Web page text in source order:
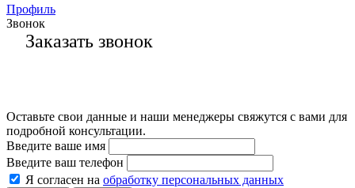
Профиль
Звонок
Заказать звонок
Оставьте свои данные и наши менеджеры свяжутся с вами для
подробной консультации.
Введите ваше имя
Введите ваш телефон
Я согласен на обработку персональных данных